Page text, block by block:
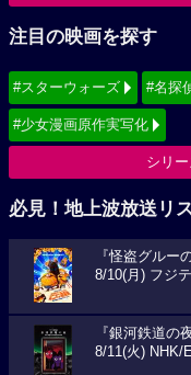
注目の映画を探す
#スターウォーズ #名探
#少女漫画原作実写化
シリ
必見！地上波放送リ
『怪盗グルー
8/10(月) フジ
『銀河鉄道の
8/11(火) NHK/